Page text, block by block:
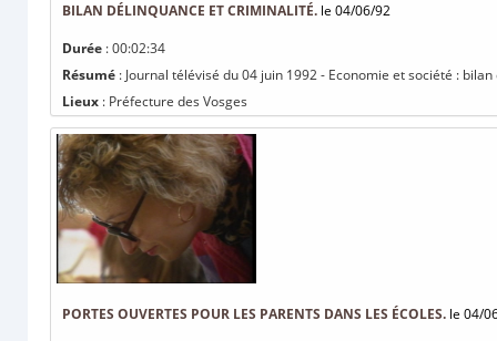
BILAN DÉLINQUANCE ET CRIMINALITÉ. le 04/06/92
Durée : 00:02:34
Résumé : Journal télévisé du 04 juin 1992 - Economie et société :
Lieux : Préfecture des Vosges
PORTES OUVERTES POUR LES PARENTS DANS LES ÉCOLES. le 04/